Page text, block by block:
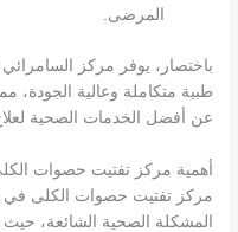
المرضى.
باختصار، يوفر مركز
طبية متكاملة وعالية الجودة،
عن أفضل الخدمات الصحية
أهمية مركز تفتيت حصوات
مركز تفتيت حصوات الكلى في
المشكلة الصحية الشائعة،